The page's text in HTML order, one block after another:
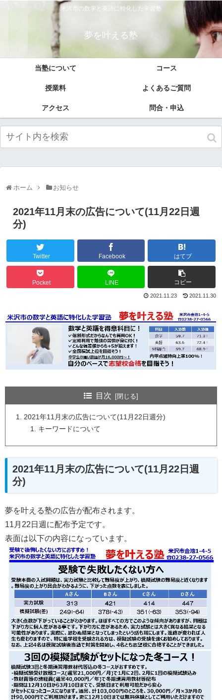
米沢市の数学と英語に特化した学習塾
夢を叶える塾
当塾について コース
授業料 よくあるご質問
アクセス 問合・申込
ホーム お知らせ
2021年11月末の広告について(11月22日週
分)
Twitter Facebook はてブ
Pocket LINE コピー
2021.11.23 2021.11.30
目次
2021年11月末の広告について(11月22日週分)
キーワードについて
2021年11月末の広告について(11月22日週
分)
夢を叶える塾の広告が配布されます。
11月22日週に配布予定です。
表面は以下の内容になっています。